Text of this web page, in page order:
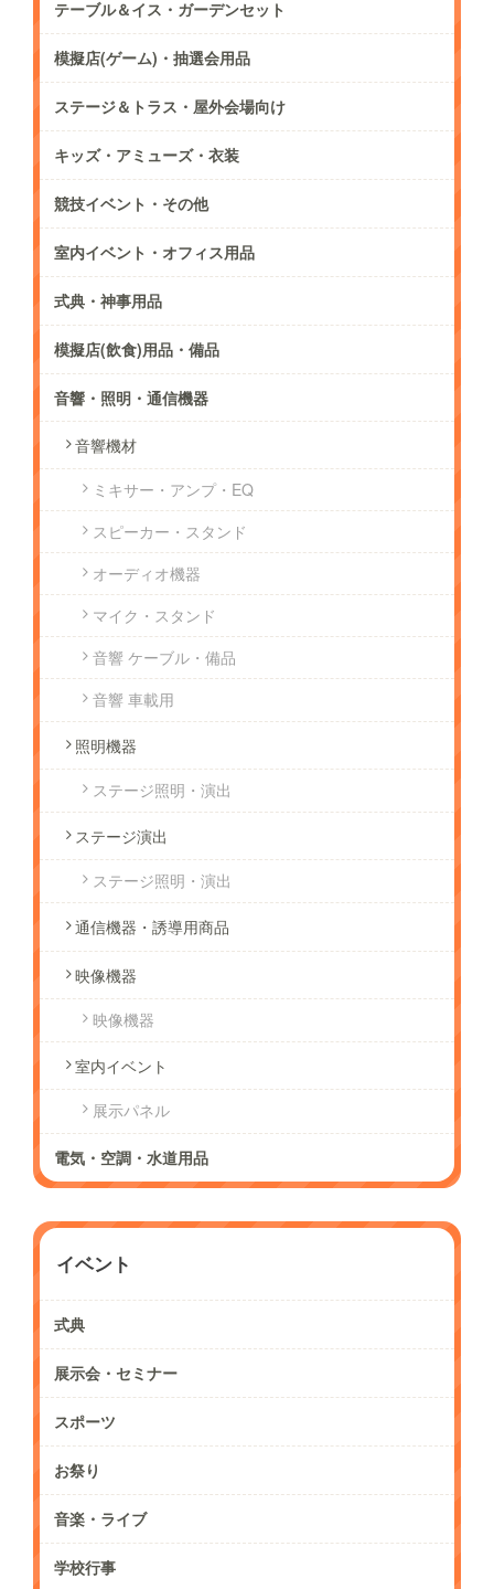
テーブル＆イス・ガーデンセット
模擬店(ゲーム)・抽選会用品
ステージ＆トラス・屋外会場向け
キッズ・アミューズ・衣装
競技イベント・その他
室内イベント・オフィス用品
式典・神事用品
模擬店(飲食)用品・備品
音響・照明・通信機器
音響機材
ミキサー・アンプ・EQ
スピーカー・スタンド
オーディオ機器
マイク・スタンド
音響 ケーブル・備品
音響 車載用
照明機器
ステージ照明・演出
ステージ演出
ステージ照明・演出
通信機器・誘導用商品
映像機器
映像機器
室内イベント
展示パネル
電気・空調・水道用品
イベント
式典
展示会・セミナー
スポーツ
お祭り
音楽・ライブ
学校行事